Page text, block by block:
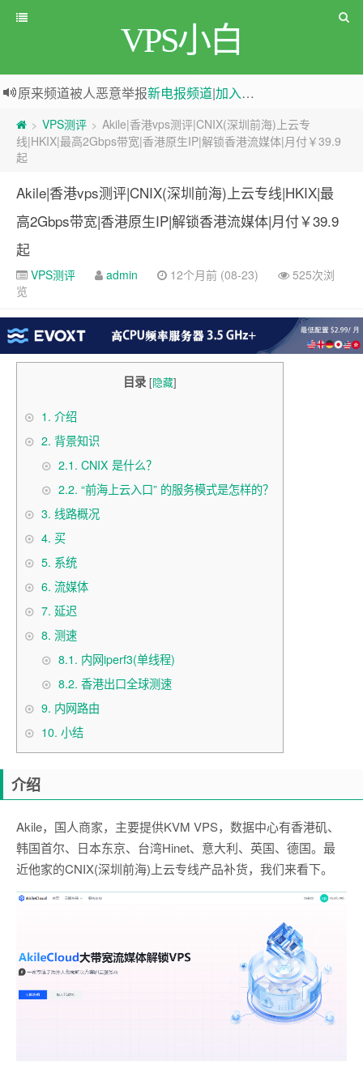
VPS小白
原来频道被人恶意举报新电报频道|加入电报群
greenwebpage|香港|日本|新加坡|美国等多地vps测评|移动直连|1Gbps带宽|年付€29
> VPS测评 > Akile|香港vps测评|CNIX(深圳前海)上云专
线|HKIX|最高2Gbps带宽|香港原生IP|解锁香港流媒体|月付￥39.9
起
Akile|香港vps测评|CNIX(深圳前海)上云专线|HKIX|最
高2Gbps带宽|香港原生IP|解锁香港流媒体|月付￥39.9
起
VPS测评 admin 12个月前 (08-23)
525次浏
览
目录 [隐藏]
1. 介绍
2. 背景知识
2.1. CNIX 是什么？
2.2. “前海上云入口” 的服务模式是怎样的？
3. 线路概况
4. 买
5. 系统
6. 流媒体
7. 延迟
8. 测速
8.1. 内网iperf3(单线程)
8.2. 香港出口全球测速
9. 内网路由
10. 小结
介绍
Akile，国人商家，主要提供KVM VPS，数据中心有香港矶、
韩国首尔、日本东京、台湾Hinet、意大利、英国、德国。最
近他家的CNIX(深圳前海)上云专线产品补货，我们来看下。